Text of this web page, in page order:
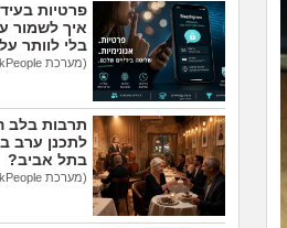
פרטיות
איך לשמור
בלי לוותר
(מערכת AskPeople)
תרבות בלב
לתכנן ערב
בתל אביב?
(מערכת AskPeople)